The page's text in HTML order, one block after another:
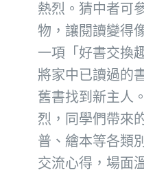
熱烈。猜中者可
物，讓閱讀變得
一項「好書交換
將家中已讀過的
舊書找到新主人
烈，同學們帶來
普、繪本等各類
交流心得，場面